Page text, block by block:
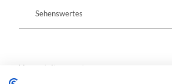
Sehenswertes
Veranstaltungsort